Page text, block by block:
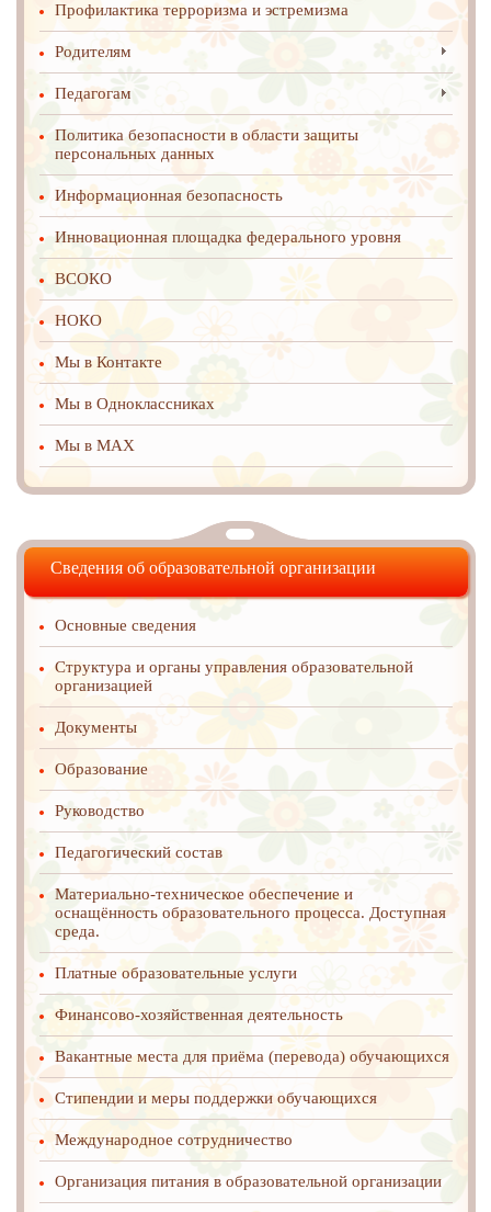
Профилактика терроризма и эстремизма
Родителям
Педагогам
Политика безопасности в области защиты
персональных данных
Информационная безопасность
Инновационная площадка федерального уровня
ВСОКО
НОКО
Мы в Контакте
Мы в Одноклассниках
Мы в MAX
Сведения об образовательной организации
Основные сведения
Структура и органы управления образовательной
организацией
Документы
Образование
Руководство
Педагогический состав
Материально-техническое обеспечение и
оснащённость образовательного процесса. Доступная
среда.
Платные образовательные услуги
Финансово-хозяйственная деятельность
Вакантные места для приёма (перевода) обучающихся
Стипендии и меры поддержки обучающихся
Международное cотрудничество
Организация питания в образовательной организации